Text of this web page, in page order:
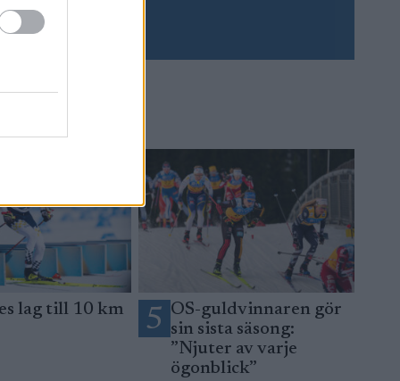
lag till 10 km 5 OS-guldvinnaren gör
sin sista säsong:
”Njuter av varje
ögonblick”